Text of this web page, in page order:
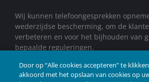
Wij kunnen telefoongesprekken
wederzijdse bescherming, om de
verbeteren en voor het bijhouden van
bepaalde reguleringen.
de Autoriteit Financiële Markten.
Door op “Alle cookies accepteren” te
akkoord met het opslaan van cookies op